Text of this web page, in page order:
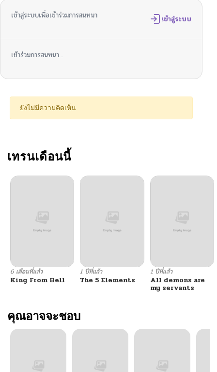
ตอนที่ 68 05/28/2026
05/25/2026
ตอนที่ 65 05/25/2026
ตอนที่ 63
ตอนที่ 62
ตอนที่ 60 02/08/2026
ตอนที่ 59
ตอนที่ 58 02/07/2026
ตอนที่ 57
เข้าสู่ระบบเพื่อเข้าร่วมการสนทนา เข้าสู่ระบบ
เข้าร่วมการสนทนา...
ยังไม่มีความคิดเห็น
เทรนเดือนนี้
6 เดือนที่แล้ว
King From Hell
1 ปีที่แล้ว
The 5 Elements
1 ปีที่แล้ว
All demons are
my servants
คุณอาจจะชอบ